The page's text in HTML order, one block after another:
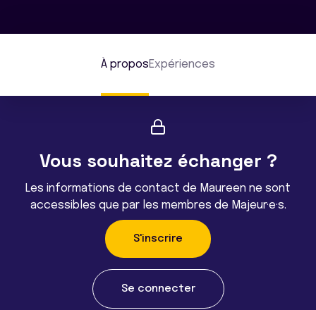
À proposExpériences
Vous souhaitez échanger ?
Les informations de contact de Maureen ne sont
accessibles que par les membres de Majeur·e·s.
S'inscrire
Se connecter